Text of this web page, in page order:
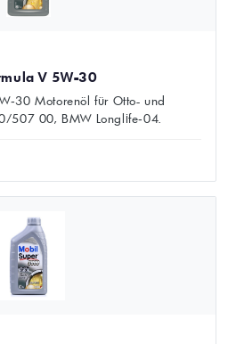
V 5W-30
Motorenöl für Otto- und
507 00, BMW Longlife‑04.